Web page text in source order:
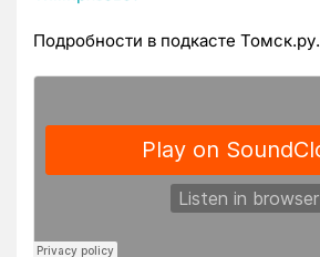
Подробности в подкасте Томск.ру.